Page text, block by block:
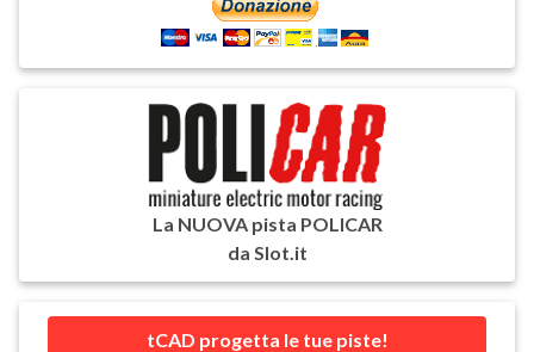
La NUOVA pista POLICAR
da Slot.it
tCAD progetta le tue piste!